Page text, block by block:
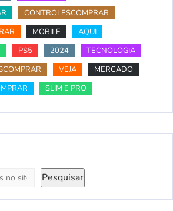
CONTROLESCOMPRAR
MOBILE
AQUI
PS5 2024
TECNOLOGIA
VEJA
MERCADO
SLIM E PRO
Pesquisar